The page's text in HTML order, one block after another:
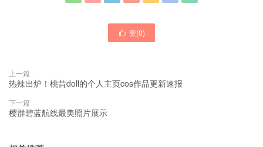
 赞(0)
上一篇
热辣出炉！桃昔doll的个人主页cos作品更新速报
下一篇
樱群碧蓝航线最美照片展示